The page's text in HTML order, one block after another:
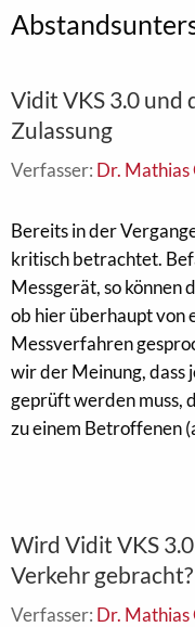
Vidit VKS 3.0 und
Zulassung
Verfasser: Dr. Mathias
Bereits in der
kritisch betrachtet.
Messgerät, so können
ob hier überhaupt von
Messverfahren
wir der Meinung, dass
geprüft werden muss,
zu einem Betroffenen
Wird Vidit VKS
Verkehr gebracht?
Verfasser: Dr. Mathias